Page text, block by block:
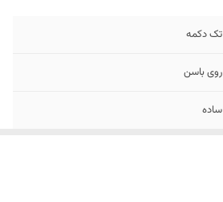
تک دکمه
روی باسن
ساده